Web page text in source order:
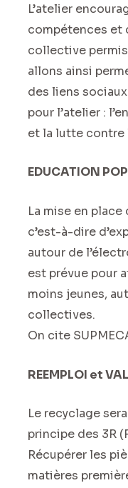
L’atelier
compétences et
collective
allons ainsi
des liens
pour l’atelier :
et la lutte contre
EDUCATION
La mise en place
c’est-à-dire
autour de
est prévue pour
moins jeunes,
collectives.
On cite
REEMPLOI et
Le recyclage
principe des 3R
Récupérer les
matières